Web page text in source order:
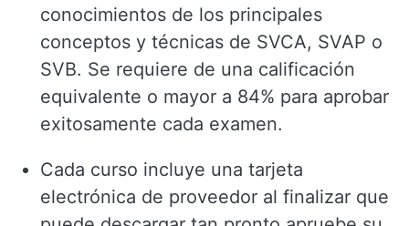
conocimientos de los principales
conceptos y técnicas de SVCA, SVAP o
SVB. Se requiere de una calificación
equivalente o mayor a 84% para aprobar
exitosamente cada examen.
Cada curso incluye una tarjeta
electrónica de proveedor al finalizar que